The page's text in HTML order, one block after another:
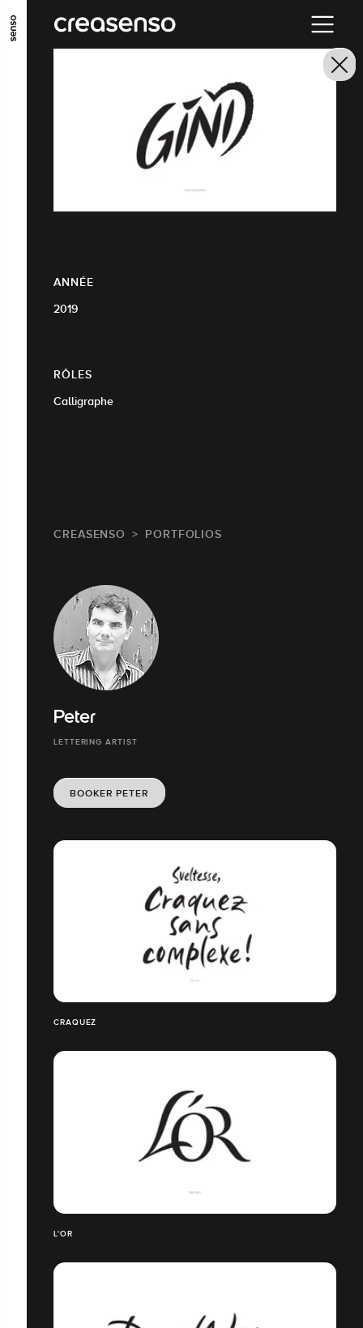
ALLER AU CONTENU PRINCIPAL
ANNÉE
2019
RÔLES
Calligraphe
CREASENSO PORTFOLIOS
Peter
LETTERING ARTIST
BOOKER PETER
CRAQUEZ
L'OR